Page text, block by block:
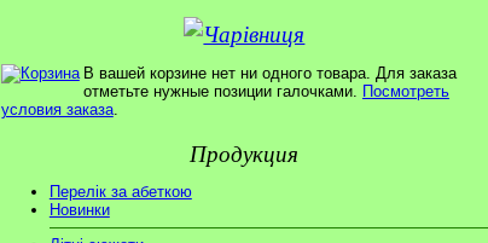
В вашей корзине нет ни одного товара. Для заказа
отметьте нужные позиции галочками. Посмотреть
условия заказа.
Продукция
Перелік за абеткою
Новинки